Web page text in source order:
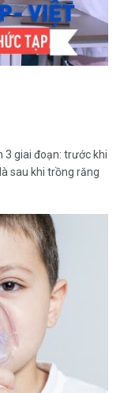
3 giai đoạn: trước khi
sau khi trồng răng